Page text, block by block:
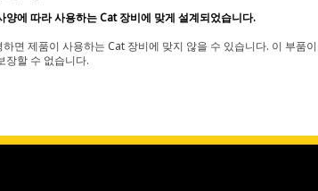
양에 따라 사용하는 Cat 장비에 맞게 설계되었습니다.
면 제품이 사용하는 Cat 장비에 맞지 않을 수 있습니다. 이 부
장할 수 없습니다.